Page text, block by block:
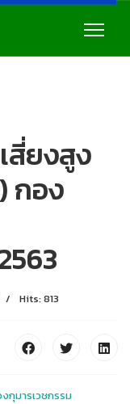
สี่ยงสูง
กอง
Hits: 813
กุมารเวชกรรม